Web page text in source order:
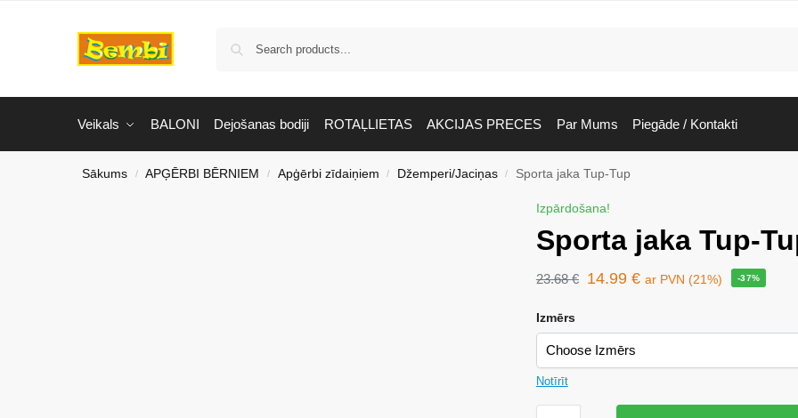
Veikals BALONI Dejošanas bodiji ROTAĻLIETAS AKCIJAS PRECES Par Mums Piegāde / Kontakti
Sākums / APĢĒRBI BĒRNIEM / Apģērbi zīdaiņiem / Džemperi/Jaciņas / Sporta jaka Tup-Tup
Izpārdošana!
Sporta jaka Tup-
23.68€ 14.99 € ar PVN (21%) -37%
Izmērs
Notīrīt